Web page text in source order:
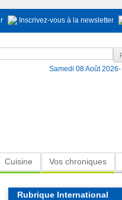
Inscrivez-vous à la newsletter
:
Samedi 08 Août 2026-
Cuisine Vos chroniques
Rubrique International